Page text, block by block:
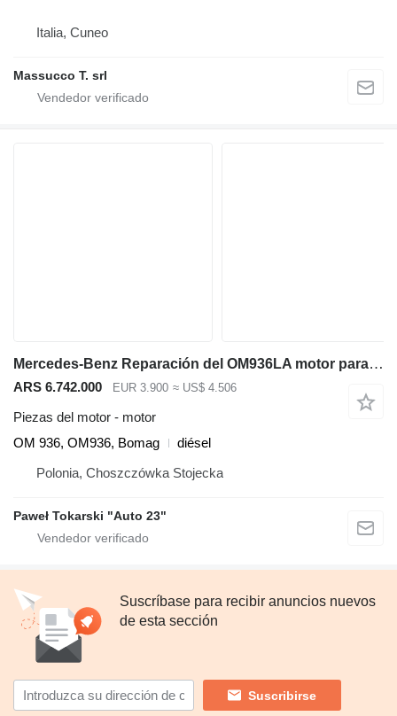
Italia, Cuneo
Massucco T. srl
Mercedes-Benz Reparación del OM936LA motor para BOMAG BC473 compactador
ARS 6.742.000 EUR 3.900 ≈ US$ 4.506
Piezas del motor - motor
OM 936, OM936, Bomag
diésel
Polonia, Choszczówka Stojecka
Paweł Tokarski "Auto 23"
Suscríbase para recibir anuncios nuevos
de esta sección
Suscribirse